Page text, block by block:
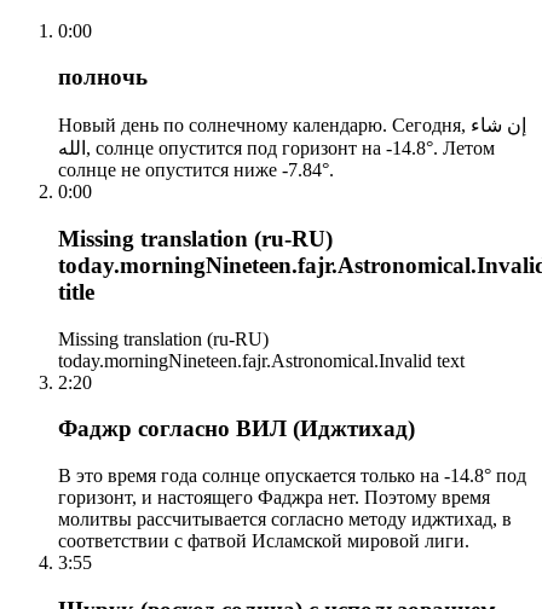
0:00
полночь
Новый день по солнечному календарю. Сегодня, إن شاء
الله, солнце опустится под горизонт на -14.8°. Летом
солнце не опустится ниже -7.84°.
0:00
Missing translation (ru-RU)
title
Missing translation (ru-RU)
today.morningNineteen.fajr.Astronomical.Invalid text
2:20
Фаджр согласно ВИЛ (Иджтихад)
В это время года солнце опускается только на -14.8° под
горизонт, и настоящего Фаджра нет. Поэтому время
молитвы рассчитывается согласно методу иджтихад, в
соответствии с фатвой Исламской мировой лиги.
3:55